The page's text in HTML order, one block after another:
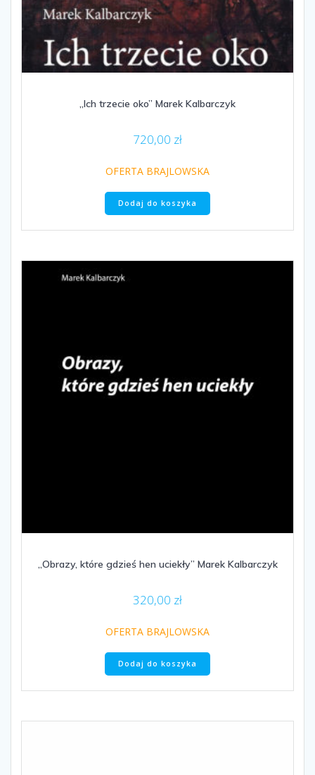
„Ich trzecie oko” Marek Kalbarczyk
720,00 zł
OFERTA BRAJLOWSKA
Dodaj do koszyka
„Obrazy, które gdzieś hen uciekły” Marek Kalbarczyk
320,00 zł
OFERTA BRAJLOWSKA
Dodaj do koszyka